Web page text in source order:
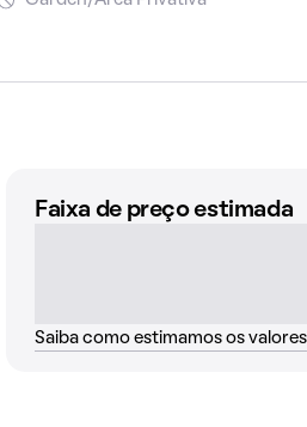
Faixa de preço estimada
Saiba como estimamos os valores